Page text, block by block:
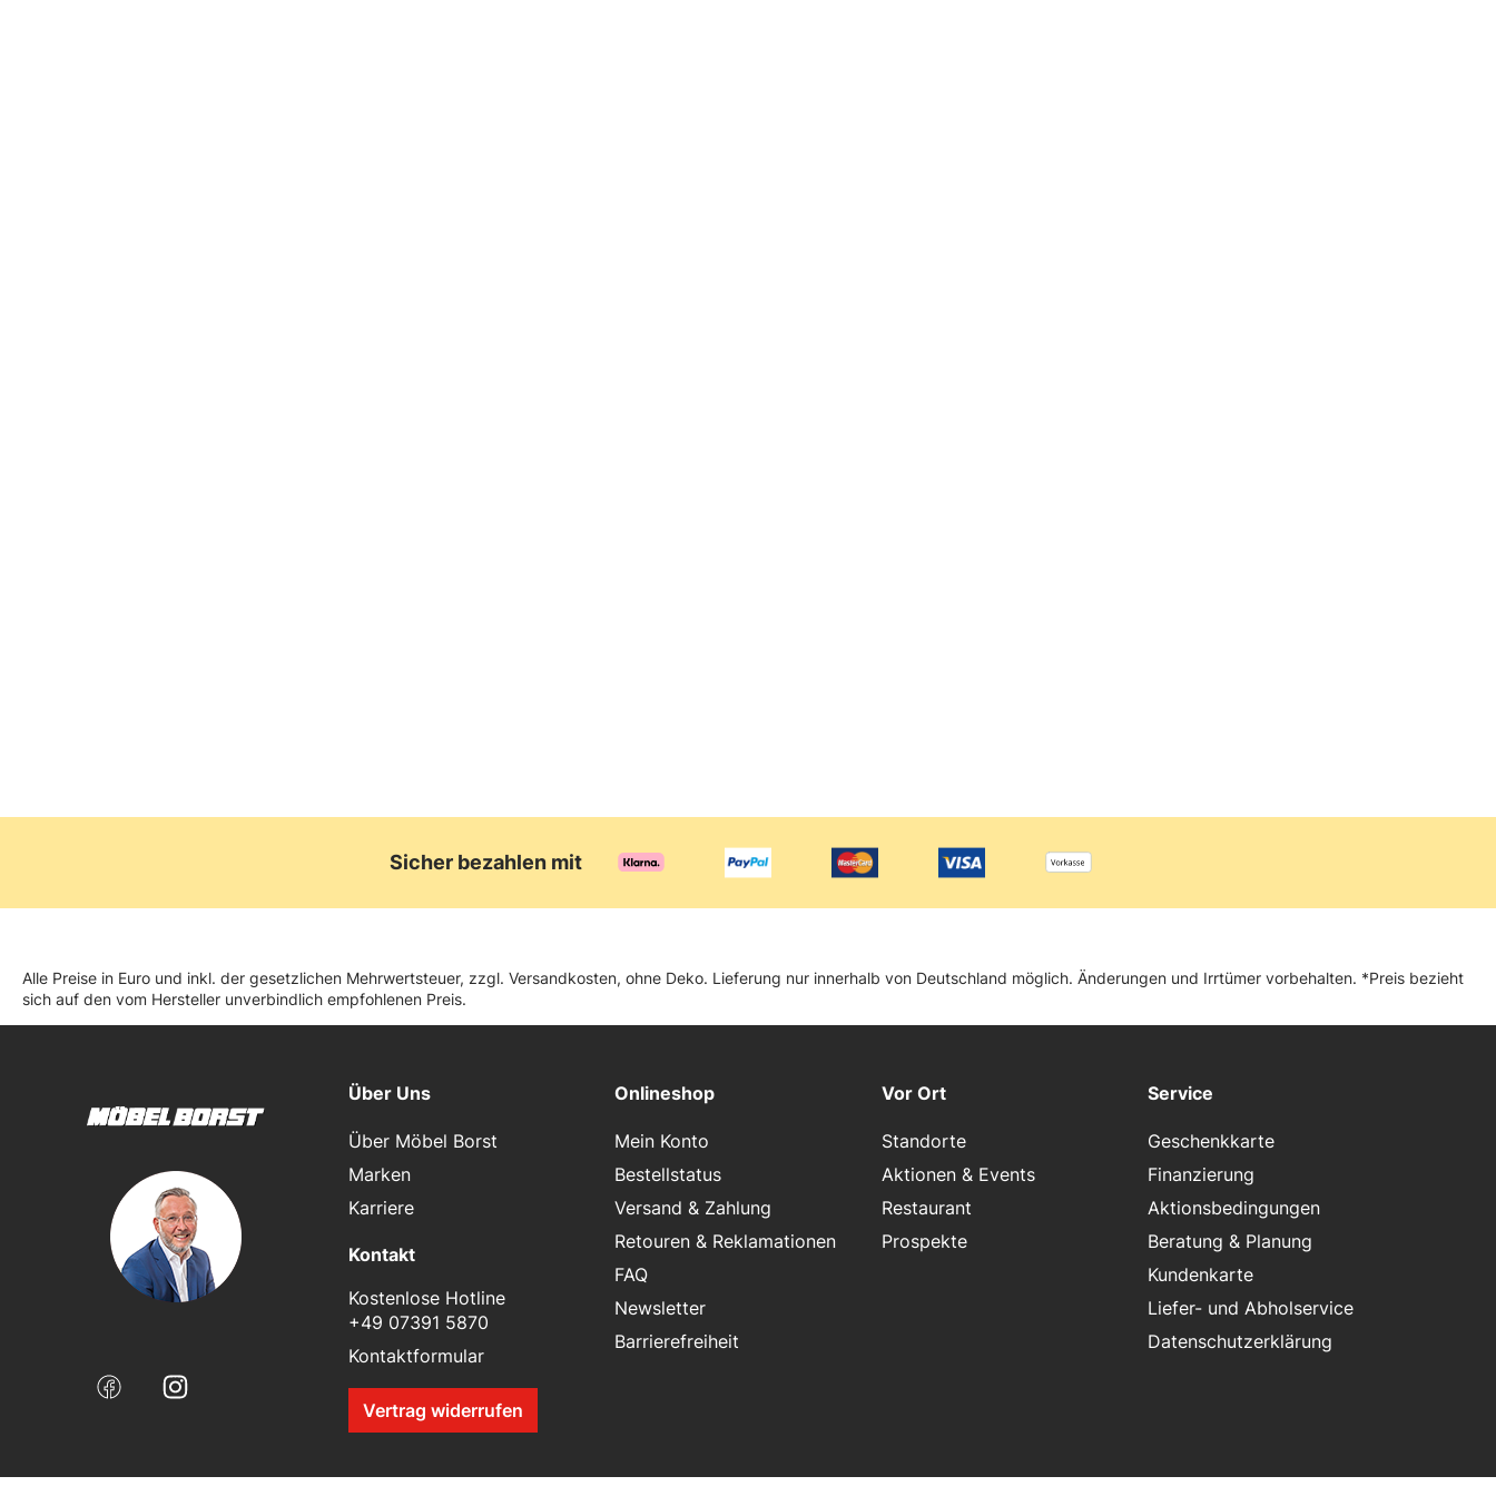
Sicher bezahlen mit
Alle Preise in Euro und inkl. der gesetzlichen Mehrwertsteuer, zzgl. Versandkosten, ohne Deko. Lieferung nur innerhalb von Deutschland möglich. Änderungen und Irrtümer vorbehalten. *Preis bezieht
sich auf den vom Hersteller unverbindlich empfohlenen Preis.
Über Uns
Über Möbel Borst
Marken
Karriere
Kontakt
Kostenlose Hotline
+49 07391 5870
Kontaktformular
Vertrag widerrufen
Onlineshop
Mein Konto
Bestellstatus
Versand & Zahlung
Retouren & Reklamationen
FAQ
Newsletter
Barrierefreiheit
Vor Ort
Standorte
Aktionen & Events
Restaurant
Prospekte
Service
Geschenkkarte
Finanzierung
Aktionsbedingungen
Beratung & Planung
Kundenkarte
Liefer- und Abholservice
Datenschutzerklärung